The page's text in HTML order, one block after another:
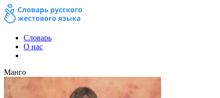
Словарь
О нас
Манго